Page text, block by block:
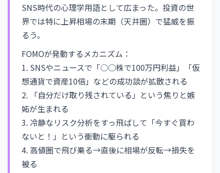
SNS時代の心理学用語として広まった。投資の世
界では特に上昇相場の末期（天井圏）で猛威を振
るう。
FOMOが発動するメカニズム：
1. SNSやニュースで「○○株で100万円利益」「仮
想通貨で資産10倍」などの成功談が拡散される
2. 「自分だけ取り残されている」という焦りと嫉
妬が生まれる
3. 冷静なリスク分析をすっ飛ばして「今すぐ買わ
ないと！」という衝動に駆られる
4. 高値圏で飛び乗る→直後に相場が反転→損失を
被る